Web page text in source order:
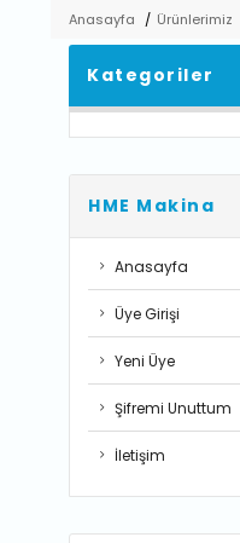
Anasayfa / Ürünlerimiz
Kategoriler
HME Makina
Anasayfa
Üye Girişi
Yeni Üye
Şifremi Unuttum
İletişim